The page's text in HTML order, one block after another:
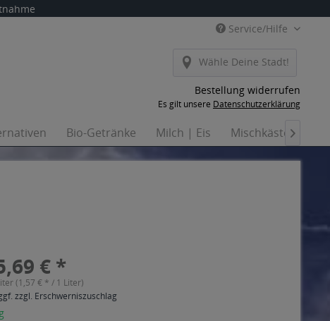
Service/Hilfe
Wähle Deine Stadt!
Bestellung widerrufen
Es gilt unsere Datenschutzerklärung
Bio-Getränke Milch | Eis Mischkästen

€ *
(1,57 € * / 1 Liter)
zzgl. Erschwerniszuschlag